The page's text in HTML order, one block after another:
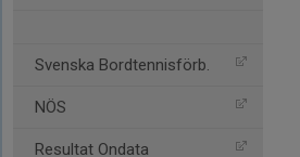
Svenska Bordtennisförb.
NÖS
Resultat Ondata